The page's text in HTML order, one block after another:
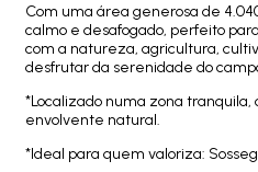
Com uma área generosa de
calmo e desafogado, perfeito
com a natureza, agricultura,
desfrutar da serenidade do
*Localizado numa zona tranquila,
envolvente natural.
*Ideal para quem valoriza: